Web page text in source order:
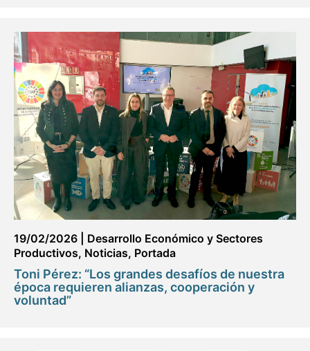
19/02/2026
Desarrollo Económico y Sectores
Productivos, Noticias, Portada
Toni Pérez: “Los grandes desafíos de nuestra
época requieren alianzas, cooperación y
voluntad”